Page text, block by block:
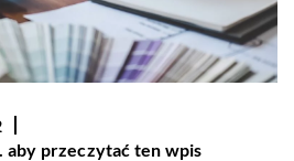
aby przeczytać ten wpis